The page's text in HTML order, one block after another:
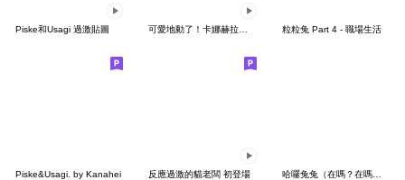
Piske和Usagi 過激貼圖 粒粒兔 Part 4 - 職場生活
Piske&Usagi. by Kanahei 反應過激的貓老闆 初登場 哈囉兔兔（在嗎？在嗎？）